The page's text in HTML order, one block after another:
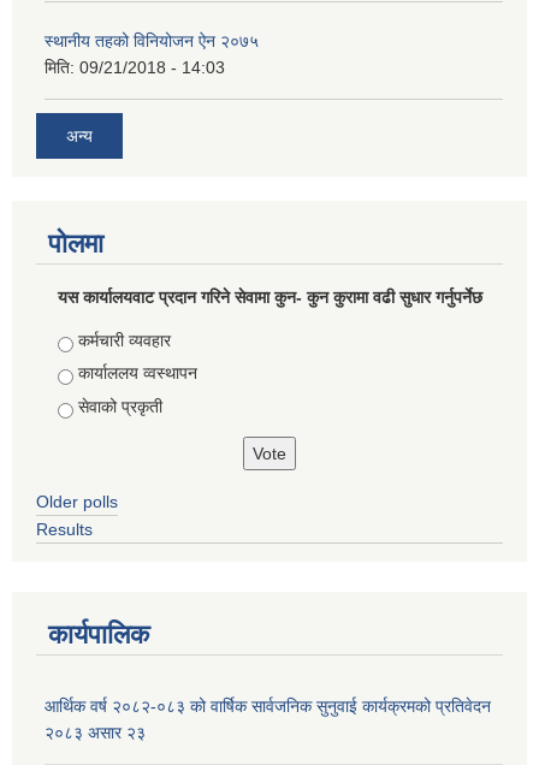
स्थानीय तहको विनियोजन ऐन २०७५
मिति: 09/21/2018 - 14:03
अन्य
पोलमा
यस कार्यालयवाट प्रदान गरिने सेवामा कुन- कुन कुरामा वढी सुधार गर्नुपर्नेछ
Choices
कर्मचारी व्यवहार
कार्याललय व्वस्थापन
सेवाको प्रकृती
Older polls
Results
कार्यपालिक
आर्थिक वर्ष २०८२-०८३ को वार्षिक सार्वजनिक सुनुवाई कार्यक्रमको प्रतिवेदन
२०८३ असार २३